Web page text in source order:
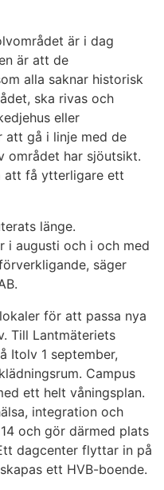
är i dag
är att de
alla saknar historisk
ska rivas och
eller
att gå i linje med de
området har sjöutsikt.
att få ytterligare ett
länge.
i augusti och i och med
säger
för att passa nya
Till Lantmäteriets
Itolv 1 september,
Campus
ett helt våningsplan.
integration och
och gör därmed plats
dagcenter flyttar in på
ett HVB-boende.